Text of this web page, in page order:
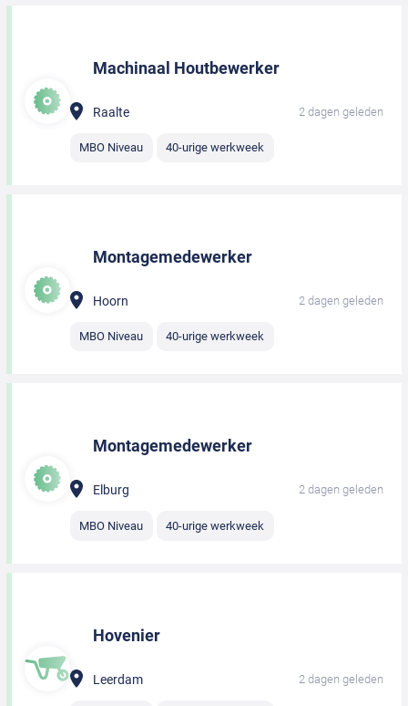
Machinaal Houtbewerker
Raalte 2 dagen geleden
MBO Niveau 40-urige werkweek
Montagemedewerker
Hoorn 2 dagen geleden
MBO Niveau 40-urige werkweek
Montagemedewerker
Elburg 2 dagen geleden
MBO Niveau 40-urige werkweek
Hovenier
Leerdam 2 dagen geleden